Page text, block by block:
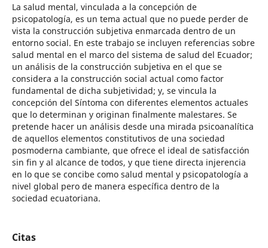
La salud mental, vinculada a la concepción de
psicopatología, es un tema actual que no puede perder de
vista la construcción subjetiva enmarcada dentro de un
entorno social. En este trabajo se incluyen referencias sobre
salud mental en el marco del sistema de salud del Ecuador;
un análisis de la construcción subjetiva en el que se
considera a la construcción social actual como factor
fundamental de dicha subjetividad; y, se vincula la
concepción del Síntoma con diferentes elementos actuales
que lo determinan y originan finalmente malestares. Se
pretende hacer un análisis desde una mirada psicoanalítica
de aquellos elementos constitutivos de una sociedad
posmoderna cambiante, que ofrece el ideal de satisfacción
sin fin y al alcance de todos, y que tiene directa injerencia
en lo que se concibe como salud mental y psicopatología a
nivel global pero de manera específica dentro de la
sociedad ecuatoriana.
Citas